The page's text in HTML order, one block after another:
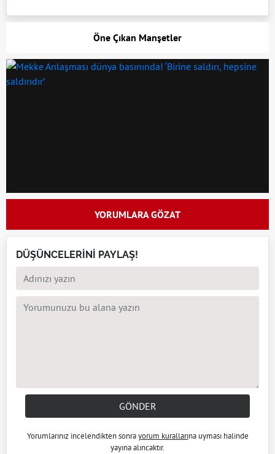
Öne Çıkan Manşetler
YORUMLARA GÖZAT
DÜŞÜNCELERİNİ PAYLAŞ!
GÖNDER
Yorumlarınız incelendikten sonrayorum kurallarına uyması halinde
yayına alıncaktır.